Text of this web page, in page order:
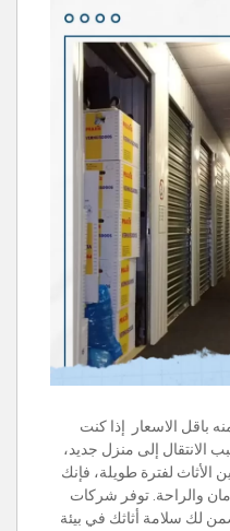
باقل الاسعار إذا كنت
الانتقال إلى منزل جديد،
الأثاث لفترة طويلة، فإنك
والراحة. توفر شركات
لك سلامة أثاثك في بيئة